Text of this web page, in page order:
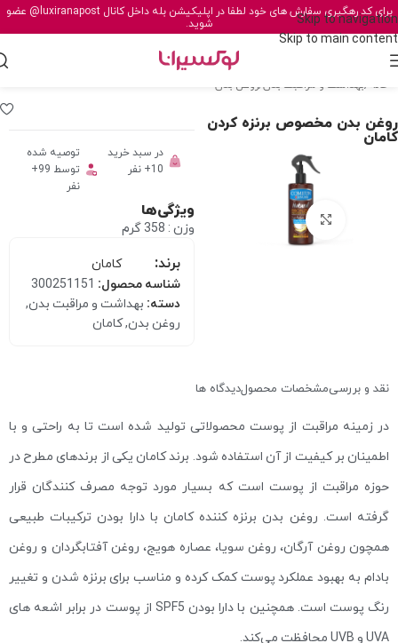
Skip to navigation
Skip to main content
برای کد رهگیری سفارش های خود لطفا در اپلیکیشن بله داخل کانال@luxiranapost عضو
شوید.
خانه /بهداشت و مراقبت بدن /روغن بدن
روغن بدن مخصوص برنزه کردن
کامان
برای بزرگنمایی کلیک کنید
در سبد خرید
10+ نفر
توصیه شده
توسط 99+
نفر
ویژگی‌ها
وزن : 358 گرم
برند:
کامان
شناسه محصول: 300251151
دسته: بهداشت و مراقبت بدن,
روغن بدن,کامان
نقد و بررسیمشخصات محصولدیدگاه ها
در زمینه مراقبت از پوست محصولاتی تولید شده است تا به راحتی و با
اطمینان بر کیفیت از آن استفاده شود. برند کامان یکی از برندهای مطرح در
حوزه مراقبت از پوست است که بسیار مورد توجه مصرف کنندگان قرار
گرفته است. روغن بدن برنزه کننده کامان با دارا بودن ترکیبات طبیعی
همچون روغن آرگان، روغن سویا، عصاره هویج، روغن آفتابگردان و روغن
بادام به بهبود عملکرد پوست کمک کرده و مناسب برای برنزه شدن و تغییر
رنگ پوست است. همچنین با دارا بودن SPF5 از پوست در برابر اشعه های
UVA و UVB محافظت می‌کند.